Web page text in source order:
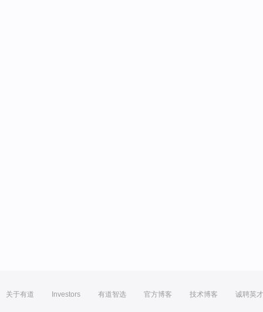
关于有道 Investors 有道智选 官方博客 技术博客 诚聘英才